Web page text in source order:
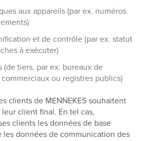
aux appareils (par ex. numéros
et de contrôle (par ex. statut
à exécuter)
(de tiers, par ex. bureaux de
ou registres publics)
clients de MENNEKES souhaitent
client final. En tel cas,
clients les données de base
les données de communication des